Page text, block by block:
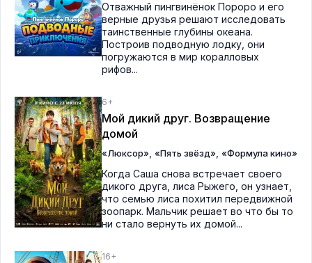
Отважный пингвинёнок Пороро и его
верные друзья решают исследовать
таинственные глубины океана.
Построив подводную лодку, они
погружаются в мир коралловых
рифов...
6+
Мой дикий друг. Возвращение
домой
«Люксор» «Пять звёзд» «Формула кино»
Когда Саша снова встречает своего
дикого друга, лиса Рыжего, он узнает,
что семью лиса похитил передвижной
зоопарк. Мальчик решает во что бы то
ни стало вернуть их домой...
16+